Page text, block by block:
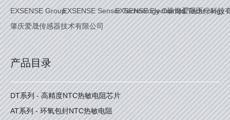
EXSENSE GroupEXSENSE Sensor Technology Co. Ltd.
EXSENSE Electronics Technology
珠海爱晟医疗科技
肇庆爱晟传感器技术有限公司
产品目录
DT系列 - 高精度NTC热敏电阻芯片
AT系列 - 环氧包封NTC热敏电阻